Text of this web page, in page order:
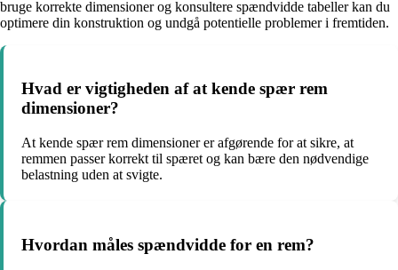
bruge korrekte dimensioner og konsultere spændvidde tabeller kan du
optimere din konstruktion og undgå potentielle problemer i fremtiden.
Hvad er vigtigheden af at kende spær rem
dimensioner?
At kende spær rem dimensioner er afgørende for at sikre, at
remmen passer korrekt til spæret og kan bære den nødvendige
belastning uden at svigte.
Hvordan måles spændvidde for en rem?